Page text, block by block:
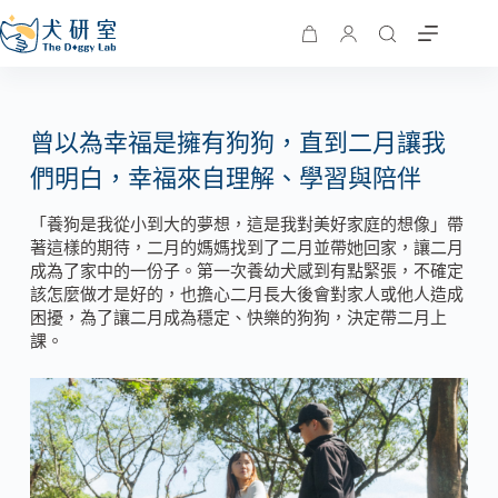
曾以為幸福是擁有狗狗，直到二月讓我
們明白，幸福來自理解、學習與陪伴
「養狗是我從小到大的夢想，這是我對美好家庭的想像」帶
著這樣的期待，二月的媽媽找到了二月並帶她回家，讓二月
成為了家中的一份子。第一次養幼犬感到有點緊張，不確定
該怎麼做才是好的，也擔心二月長大後會對家人或他人造成
困擾，為了讓二月成為穩定、快樂的狗狗，決定帶二月上
課。